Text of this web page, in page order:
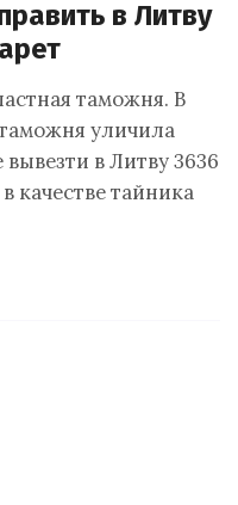
в Литву
таможня. В
уличила
в Литву 3636
качестве тайника